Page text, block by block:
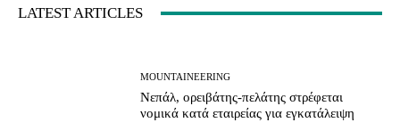
LATEST ARTICLES
MOUNTAINEERING
Νεπάλ, ορειβάτης-πελάτης στρέφεται
νομικά κατά εταιρείας για εγκατάλειψη